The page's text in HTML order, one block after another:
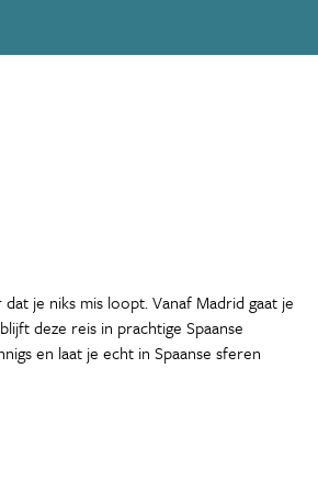
je niks mis loopt. Vanaf Madrid gaat je
deze reis in prachtige Spaanse
en laat je echt in Spaanse sferen